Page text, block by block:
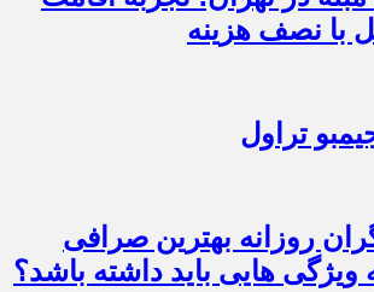
با نصف هزینه
تراول
روزانه بهترین صرافی
ویژگی هایی باید داشته باشد؟